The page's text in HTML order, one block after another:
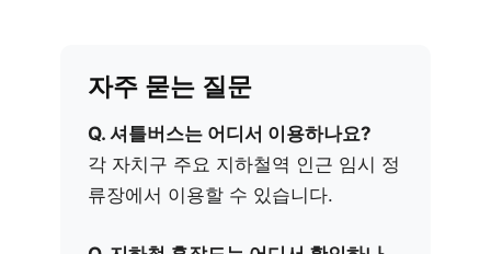
자주 묻는 질문
Q. 셔틀버스는 어디서 이용하나요?
각 자치구 주요 지하철역 인근 임시 정
류장에서 이용할 수 있습니다.